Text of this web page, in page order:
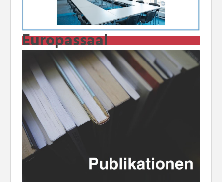
Europassaal